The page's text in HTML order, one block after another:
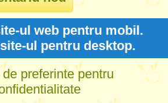
ul web pentru mobil.
ul pentru desktop.
preferinte pentru